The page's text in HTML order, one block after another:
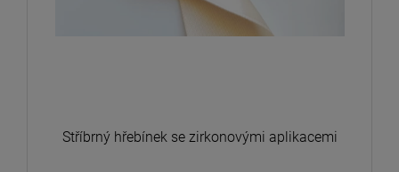
Stříbrný hřebínek se zirkonovými aplikacemi